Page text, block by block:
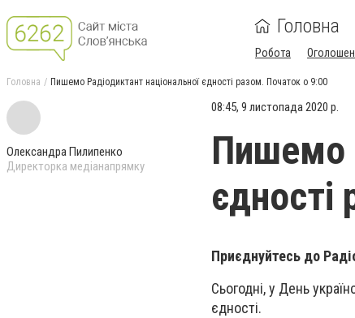
Головна
Робота
Головна Пишемо Радіодиктант національної єдності разом. Початок о 9:00
Олександра Пилипенко
Директорка медіанапрямку
08:45, 9 листопада 2020 р.
Пишемо
Приєднуйтесь до
Сьогодні, у День
єдності.